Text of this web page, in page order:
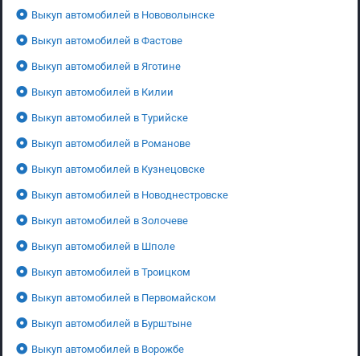
Выкуп автомобилей в Нововолынске
Выкуп автомобилей в Фастове
Выкуп автомобилей в Яготине
Выкуп автомобилей в Килии
Выкуп автомобилей в Турийске
Выкуп автомобилей в Романове
Выкуп автомобилей в Кузнецовске
Выкуп автомобилей в Новоднестровске
Выкуп автомобилей в Золочеве
Выкуп автомобилей в Шполе
Выкуп автомобилей в Троицком
Выкуп автомобилей в Первомайском
Выкуп автомобилей в Бурштыне
Выкуп автомобилей в Ворожбе